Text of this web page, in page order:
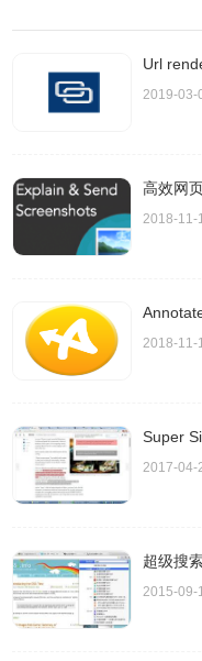
索引擎 ，然后输入要找
展示你可能需要的内容
索结果的页面。
9.除了简单的语义匹配
Url
2019-03-
高效网
2018-11-
2018-11-
Super
2017-04-
超级搜
2015-09-